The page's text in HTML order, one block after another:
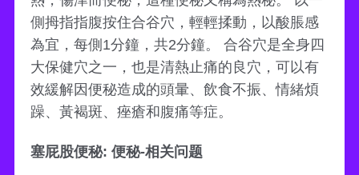
側拇指指腹按住合谷穴，輕輕揉動，以酸脹感
為宜，每側1分鐘，共2分鐘。 合谷穴是全身四
大保健穴之一，也是清熱止痛的良穴，可以有
效緩解因便秘造成的頭暈、飲食不振、情緒煩
躁、黃褐斑、痤瘡和腹痛等症。
塞屁股便秘: 便秘-相关问题